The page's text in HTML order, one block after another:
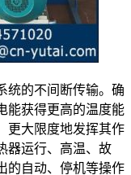
统的不间断传输。确
能获得更高的温度能
更大限度地发挥其作
器运行、高温、故
的自动、停机等操作